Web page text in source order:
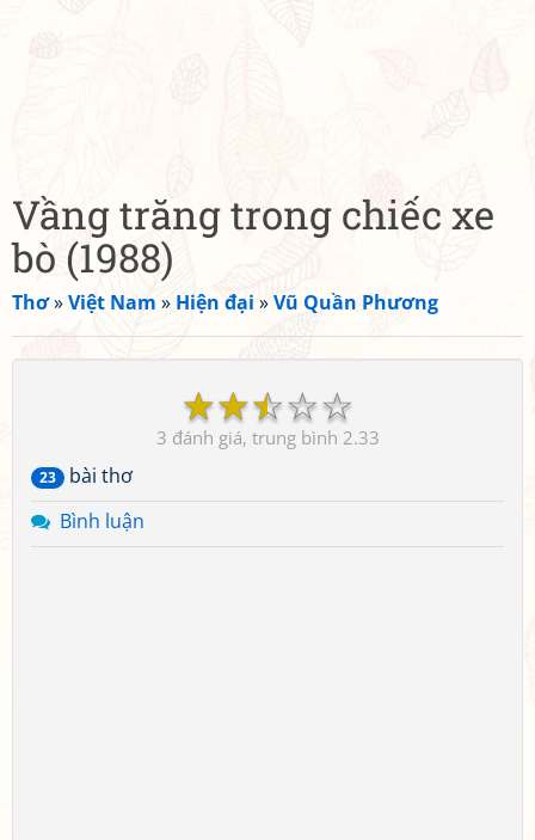
Vầng trăng trong chiếc xe
bò (1988)
Thơ»Việt Nam » Hiện đại »Vũ Quần Phương
☆
☆
☆
☆
☆
3 2.33
23
bài thơ
Bình luận